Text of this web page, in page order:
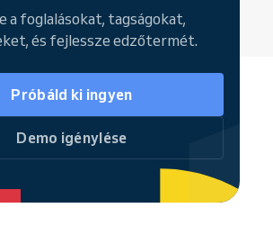
a foglalásokat, tagságokat,
és fejlessze edzőtermét.
Próbáld ki ingyen
Demo igénylése